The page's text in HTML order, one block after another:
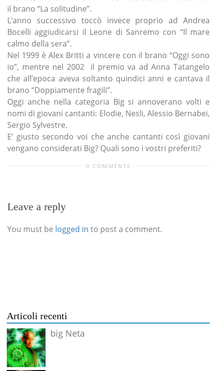
il brano “La solitudine”.
L’anno successivo toccò invece proprio ad Andrea
Bocelli aggiudicarsi il Leone di Sanremo con “Il mare
calmo della sera”.
Nel 1999 è Alex Britti a vincere con il brano “Oggi sono
io”, mentre nel 2002 il premio va ad Anna Tatangelo
che all’epoca aveva soltanto quindici anni e cantava il
brano “Doppiamente fragili”.
Oggi anche nella categoria Big si annoverano volti e
nomi di giovani cantanti: Elodie, Nesli, Alessio Bernabei,
Sergio Sylvestre.
E’ giusto secondo voi che anche cantanti così giovani
vengano considerati Big? Quali sono i vostri preferiti?
0 COMMENTS
Leave a reply
You must be logged in to post a comment.
Articoli recenti
big Neta